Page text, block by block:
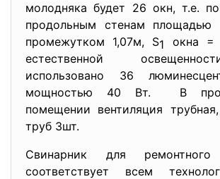
молодняка будет 26 окн, т.е.
продольным стенам
промежутком 1,07м, S1 окна =
естественной
использовано 36
мощностью 40 Вт. В
помещении вентиляция
труб 3шт.
Свинарник для ремонтного
соответствует всем